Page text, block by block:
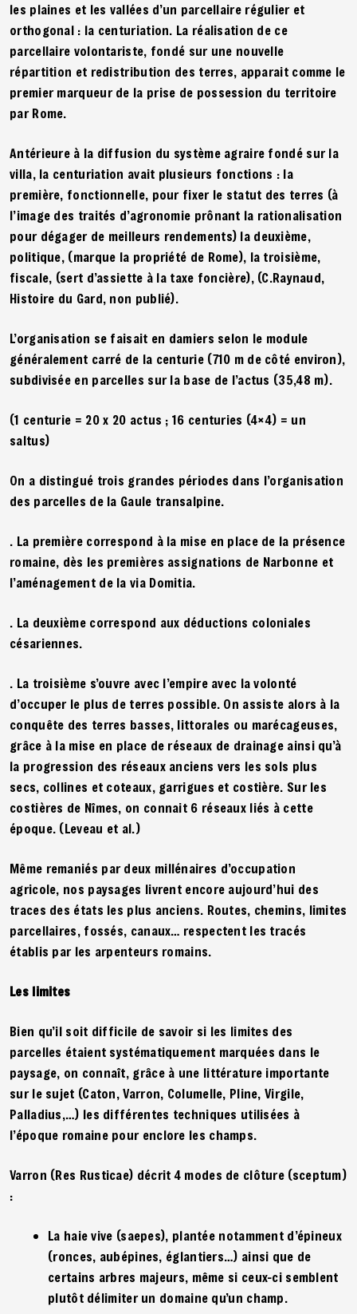
les plaines et les vallées d’un parcellaire régulier et
orthogonal : la centuriation. La réalisation de ce
parcellaire volontariste, fondé sur une nouvelle
répartition et redistribution des terres, apparait comme le
premier marqueur de la prise de possession du territoire
par Rome.
Antérieure à la diffusion du système agraire fondé sur la
villa, la centuriation avait plusieurs fonctions : la
première, fonctionnelle, pour fixer le statut des terres (à
l’image des traités d’agronomie prônant la rationalisation
pour dégager de meilleurs rendements) la deuxième,
politique, (marque la propriété de Rome), la troisième,
fiscale, (sert d’assiette à la taxe foncière), (C.Raynaud,
Histoire du Gard, non publié).
L’organisation se faisait en damiers selon le module
généralement carré de la centurie (710 m de côté environ),
subdivisée en parcelles sur la base de l’actus (35,48 m).
(1 centurie = 20 x 20 actus ; 16 centuries (4×4) = un
saltus)
On a distingué trois grandes périodes dans l’organisation
des parcelles de la Gaule transalpine.
. La première correspond à la mise en place de la présence
romaine, dès les premières assignations de Narbonne et
l’aménagement de la via Domitia.
. La deuxième correspond aux déductions coloniales
césariennes.
. La troisième s’ouvre avec l’empire avec la volonté
d’occuper le plus de terres possible. On assiste alors à la
conquête des terres basses, littorales ou marécageuses,
grâce à la mise en place de réseaux de drainage ainsi qu’à
la progression des réseaux anciens vers les sols plus
secs, collines et coteaux, garrigues et costière. Sur les
costières de Nîmes, on connait 6 réseaux liés à cette
époque. (Leveau et al.)
Même remaniés par deux millénaires d’occupation
agricole, nos paysages livrent encore aujourd’hui des
traces des états les plus anciens. Routes, chemins, limites
parcellaires, fossés, canaux… respectent les tracés
établis par les arpenteurs romains.
Les limites
Bien qu’il soit difficile de savoir si les limites des
parcelles étaient systématiquement marquées dans le
paysage, on connaît, grâce à une littérature importante
sur le sujet (Caton, Varron, Columelle, Pline, Virgile,
Palladius,…) les différentes techniques utilisées à
l’époque romaine pour enclore les champs.
Varron (Res Rusticae) décrit 4 modes de clôture (sceptum)
:
La haie vive (saepes), plantée notamment d’épineux
(ronces, aubépines, églantiers…) ainsi que de
certains arbres majeurs, même si ceux-ci semblent
plutôt délimiter un domaine qu’un champ.